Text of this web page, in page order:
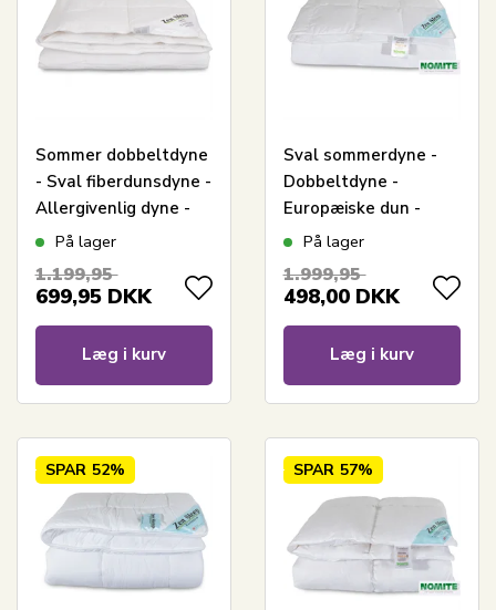
Sommer dobbeltdyne
- Sval fiberdunsdyne -
Allergivenlig dyne -
200x220 cm - Zen
På lager
1.199,95
699,95 DKK
Læg i kurv
Sval sommerdyne -
Dobbeltdyne -
Europæiske dun -
200x220 cm - Zen
På lager
1.999,95
498,00 DKK
Læg i kurv
SPAR 52% SPAR 57%